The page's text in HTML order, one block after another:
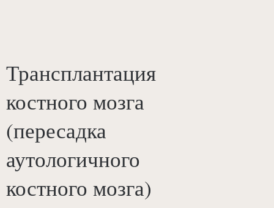
Трансплантация
костного мозга
(пересадка
аутологичного
костного мозга)